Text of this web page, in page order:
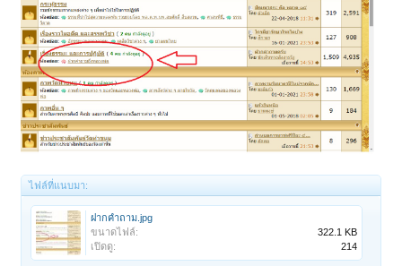
ไฟล์ที่แนบมา:
ฝากคำถาม.jpg
ขนาดไฟล์:
322.1 KB
เปิดดู:
214